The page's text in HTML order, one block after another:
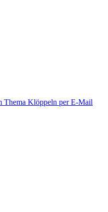
Thema Klöppeln per E-Mail